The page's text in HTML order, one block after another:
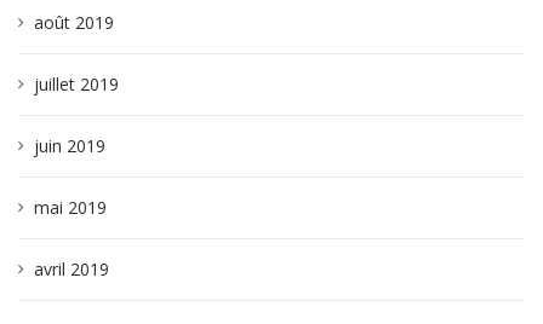
août 2019
juillet 2019
juin 2019
mai 2019
avril 2019